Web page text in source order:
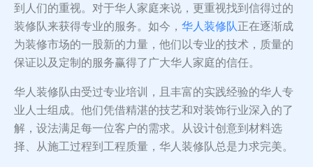
到人们的重视。对于华人家庭来说，更重视找到信得过的
装修队来获得专业的服务。如今， 华人装修队正在逐渐成
为装修市场的一股新的力量，他们以专业的技术，质量的
保证以及定制的服务赢得了广大华人家庭的信任。
华人装修队由受过专业培训，且丰富的实践经验的华人专
业人士组成。他们凭借精湛的技艺和对装饰行业深入的了
解，设法满足每一位客户的需求。从设计创意到材料选
择、从施工过程到工程质量，华人装修队总是力求完美。